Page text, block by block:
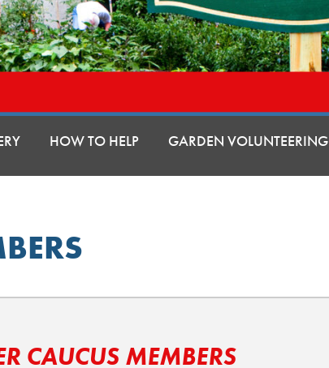
HOW TO HELP GARDEN VOLUNTEERING
CAUCUS MEMBERS